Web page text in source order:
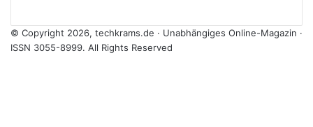
© Copyright 2026, techkrams.de · Unabhängiges Online-Magazin ·
ISSN 3055-8999. All Rights Reserved